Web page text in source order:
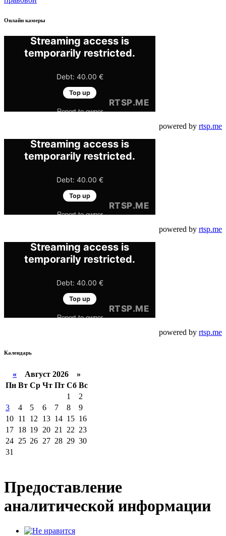
Онлайн камеры
powered by rtsp.me
powered by rtsp.me
powered by rtsp.me
Календарь
« Август 2026 »
Пн Вт Ср Чт Пт Сб Вс
1
2
3
4 5 6 7 8
9
10 11 12 13 14 15 16
17 18 19 20 21 22 23
24 25 26 27 28 29 30
31
Предоставление
аналитической информации